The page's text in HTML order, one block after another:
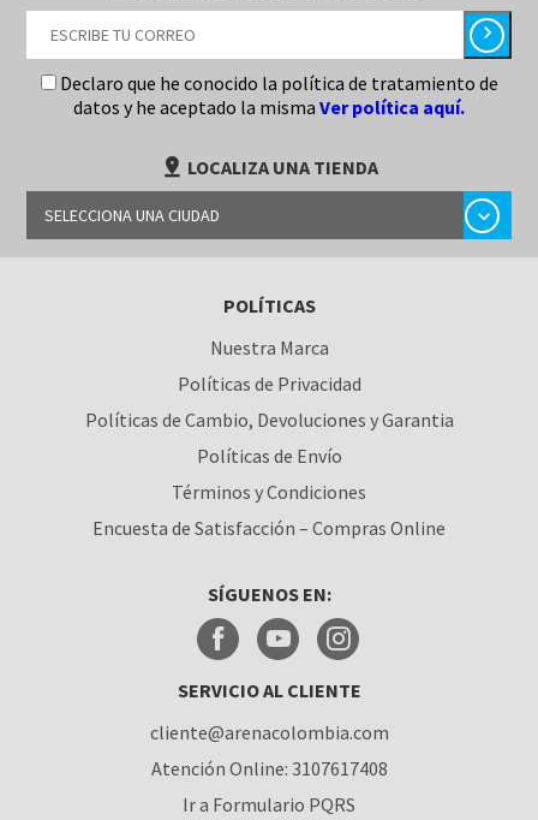
chevron_right
Declaro que he conocido la política de tratamiento de
datos y he aceptado la misma Ver política aquí.
pin_drop LOCALIZA UNA TIENDA
SELECCIONA UNA CIUDAD chevron_right
BARRANQUILLA
POLÍTICAS
Nuestra Marca
Políticas de Privacidad
Políticas de Cambio, Devoluciones y Garantia
Políticas de Envío
Términos y Condiciones
Encuesta de Satisfacción – Compras Online
SÍGUENOS EN:
SERVICIO AL CLIENTE
cliente@arenacolombia.com
Atención Online: 3107617408
Ir a Formulario PQRS